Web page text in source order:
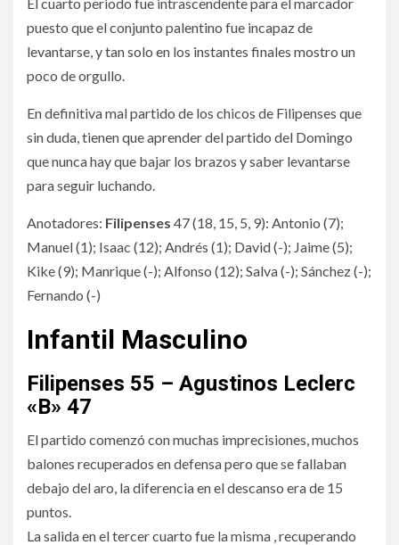
puesto que el conjunto palentino fue incapaz de
levantarse, y tan solo en los instantes finales mostro un
poco de orgullo.
En definitiva mal partido de los chicos de Filipenses que
sin duda, tienen que aprender del partido del Domingo
que nunca hay que bajar los brazos y saber levantarse
para seguir luchando.
Anotadores: Filipenses 47 (18, 15, 5, 9): Antonio (7);
Manuel (1); Isaac (12); Andrés (1); David (-); Jaime (5);
Kike (9); Manrique (-); Alfonso (12); Salva (-); Sánchez (-);
Fernando (-)
Infantil Masculino
Filipenses 55 – Agustinos Leclerc
«B» 47
El partido comenzó con muchas imprecisiones, muchos
balones recuperados en defensa pero que se fallaban
debajo del aro, la diferencia en el descanso era de 15
puntos.
La salida en el tercer cuarto fue la misma , recuperando